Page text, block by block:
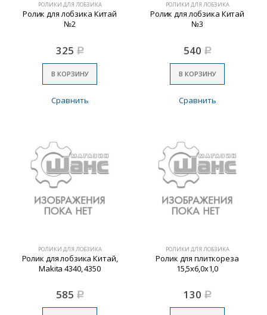
РОЛИКИ ДЛЯ ЛОБЗИКА
Ролик для лобзика Китай
№2
325 Р
В КОРЗИНУ
Сравнить
РОЛИКИ ДЛЯ ЛОБЗИКА
Ролик для лобзика Китай
№3
540 Р
В КОРЗИНУ
Сравнить
РОЛИКИ ДЛЯ ЛОБЗИКА
Ролик для лобзика Китай,
Makita 4340, 4350
585 Р
РОЛИКИ ДЛЯ ЛОБЗИКА
Ролик для плиткореза
15,5х6,0х1,0
130 Р